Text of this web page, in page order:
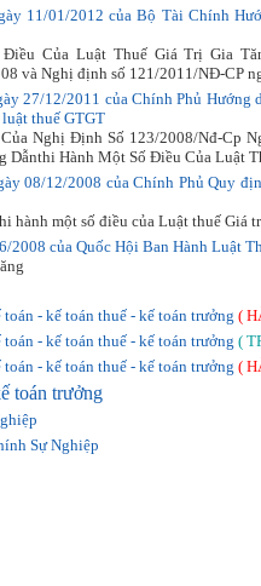
11/01/2012 của Bộ Tài Chính
Của Luật Thuế Giá Trị Gia
và Nghị định số 121/2011/NĐ-CP
27/12/2011 của Chính Phủ Hướng
thuế GTGT
Nghị Định Số 123/2008/Nđ-Cp
Dẫnthi Hành Một Số Điều Của Luật
08/12/2008 của Chính Phủ Quy
hành một số điều của Luật thuế Giá
2008 của Quốc Hội Ban Hành Luật
- kế toán thuế - kế toán trưởng (
- kế toán thuế - kế toán trưởng (
- kế toán thuế - kế toán trưởng (
toán trưởng
Sự Nghiệp